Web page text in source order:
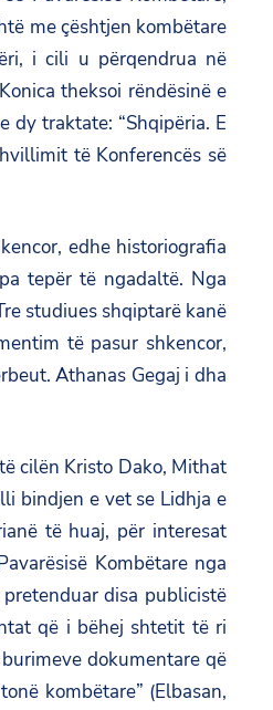
me çështjen kombëtare
i cili u përqendrua në
theksoi rëndësinë e
dy traktate: “Shqipëria. E
të Konferencës së
edhe historiografia
tepër të ngadaltë. Nga
studiues shqiptarë kanë
të pasur shkencor,
Athanas Gegaj i dha
cilën Kristo Dako, Mithat
bindjen e vet se Lidhja e
të huaj, për interesat
Kombëtare nga
disa publicistë
që i bëhej shtetit të ri
dokumentare që
kombëtare” (Elbasan,